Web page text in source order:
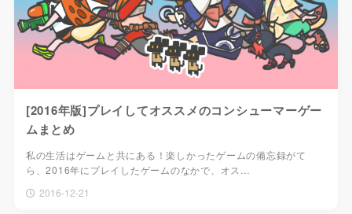
[2016年版]プレイしてオススメのコンシューマーゲー
ムまとめ
私の生活はゲームと共にある！楽しかったゲームの備忘録がて
ら、2016年にプレイしたゲームのなかで、オス…
2016-12-21